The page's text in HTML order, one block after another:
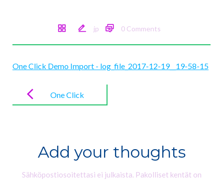
jp 0 Comments
One Click Demo Import - log_file_2017-12-19__19-58-15
navigation
One Click
12-19__19-
58-15
Add your thoughts
Sähköpostiosoitettasi ei julkaista. Pakolliset kentät on